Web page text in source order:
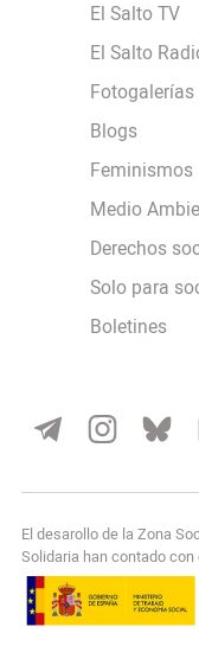
El Salto TV
El Salto
Fotogalerías
Blogs
Feminismos
Medio
Derechos
Solo para
Boletines
El desarollo de la Zona
Solidaria han contado con